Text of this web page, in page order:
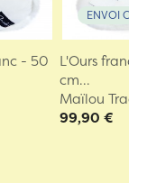
- 50
ENVOI
L'Ours
cm...
Maïlou
99,90 €